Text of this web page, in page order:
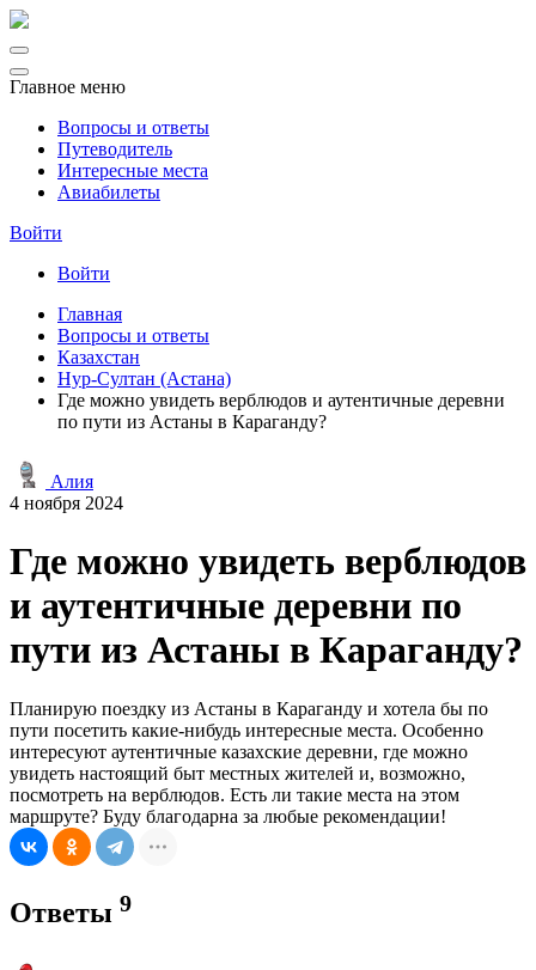
Главное меню
Вопросы и ответы
Путеводитель
Интересные места
Авиабилеты
Войти
Войти
Главная
Вопросы и ответы
Казахстан
Нур-Султан (Астана)
Где можно увидеть верблюдов и аутентичные деревни
по пути из Астаны в Караганду?
Алия
4 ноября 2024
Где можно увидеть верблюдов
и аутентичные деревни по
пути из Астаны в Караганду?
Планирую поездку из Астаны в Караганду и хотела бы по
пути посетить какие-нибудь интересные места. Особенно
интересуют аутентичные казахские деревни, где можно
увидеть настоящий быт местных жителей и, возможно,
посмотреть на верблюдов. Есть ли такие места на этом
маршруте? Буду благодарна за любые рекомендации!
Ответы 9